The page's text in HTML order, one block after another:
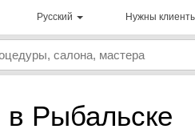
Русский Нужны
Рыбальске